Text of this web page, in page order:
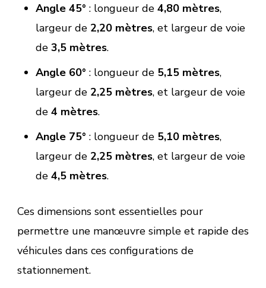
Angle 45° : longueur de 4,80 mètres,
largeur de 2,20 mètres, et largeur de voie
de 3,5 mètres.
Angle 60° : longueur de 5,15 mètres,
largeur de 2,25 mètres, et largeur de voie
de 4 mètres.
Angle 75° : longueur de 5,10 mètres,
largeur de 2,25 mètres, et largeur de voie
de 4,5 mètres.
Ces dimensions sont essentielles pour
permettre une manœuvre simple et rapide des
véhicules dans ces configurations de
stationnement.